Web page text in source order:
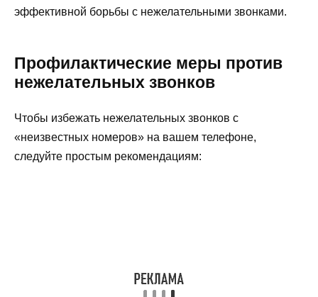
эффективной борьбы с нежелательными звонками.
Профилактические меры против
нежелательных звонков
Чтобы избежать нежелательных звонков с
«неизвестных номеров» на вашем телефоне,
следуйте простым рекомендациям: